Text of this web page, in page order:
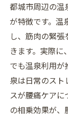
泉質
都城で腰
腰痛
腰痛
都城
腰痛
温泉
都城市周辺の温
が特徴です。温
し、筋肉の緊
きます。実際
でも温泉利用が
泉は日常のスト
スが腰痛ケアに
の相乗効果が、